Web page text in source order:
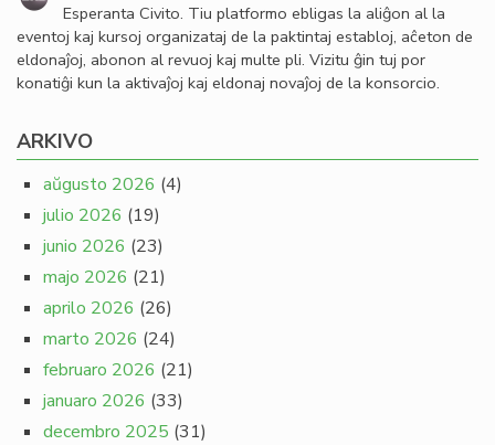
Esperanta Civito. Tiu platformo ebligas la aliĝon al la
eventoj kaj kursoj organizataj de la paktintaj establoj, aĉeton de
eldonaĵoj, abonon al revuoj kaj multe pli. Vizitu ĝin tuj por
konatiĝi kun la aktivaĵoj kaj eldonaj novaĵoj de la konsorcio.
ARKIVO
aŭgusto 2026 (4)
julio 2026 (19)
junio 2026 (23)
majo 2026 (21)
aprilo 2026 (26)
marto 2026 (24)
februaro 2026 (21)
januaro 2026 (33)
decembro 2025 (31)